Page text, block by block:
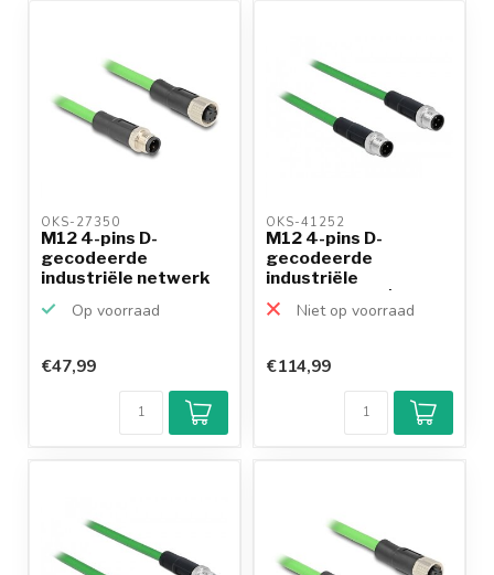
OKS-27350
M12 4-pins D-
gecodeerde
industriële netwerk
Op voorraad
€47,99
OKS-41252
M12 4-pins D-
gecodeerde
industriële
netwerkkabel | CAT5e
...
Niet op voorraad
€114,99